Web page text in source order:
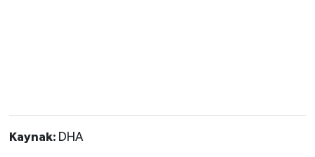
Kaynak: DHA